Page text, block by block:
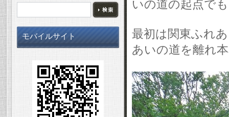
いの道の起点で
最初は関東ふれ
あいの道を離れ
モバイルサイト